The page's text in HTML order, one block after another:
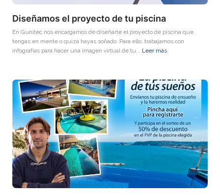
Diseñamos el proyecto de tu piscina
En Gunitec nos encargamos de diseñarte el proyecto de piscina que
tengas en mente o quizá hayas soñado. Para ello, trabajamos con
infografías para hacer una imagen virtual de tu... Leer más